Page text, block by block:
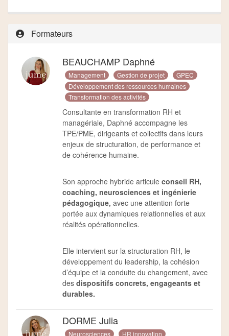
Formateurs
BEAUCHAMP Daphné
Management Gestion de projet
GPEC
Développement des ressources humaines
Transformation des activités
Consultante en transformation RH et
managériale, Daphné accompagne les
TPE/PME, dirigeants et collectifs dans leurs
enjeux de structuration, de performance et
de cohérence humaine.
Son approche hybride articule conseil RH,
coaching, neurosciences et ingénierie
pédagogique, avec une attention forte
portée aux dynamiques relationnelles et aux
réalités opérationnelles.
Elle intervient sur la structuration RH, le
développement du leadership, la cohésion
d’équipe et la conduite du changement, avec
des dispositifs concrets, engageants et
durables.
DORME Julia
Neurosciences
HR innovation